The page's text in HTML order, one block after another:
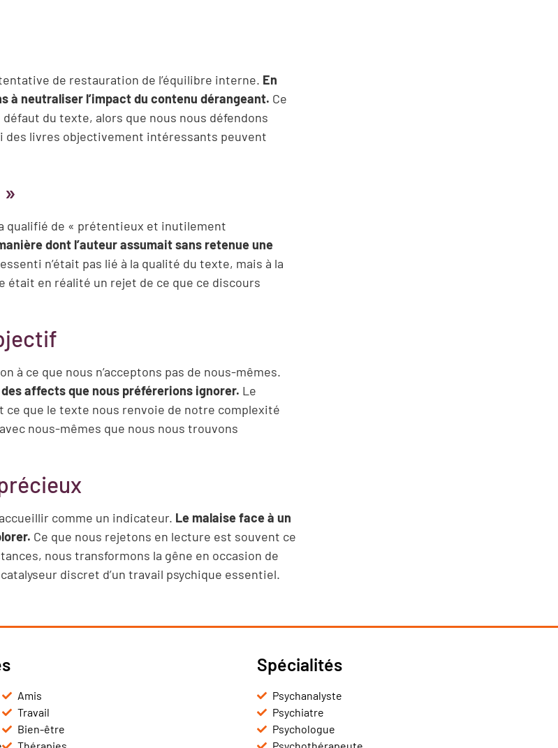
de restauration de l’équilibre interne. En
à neutraliser l’impact du contenu dérangeant. Ce
du texte, alors que nous nous défendons
des livres objectivement intéressants peuvent
qualifié de « prétentieux et inutilement
dont l’auteur assumait sans retenue une
n’était pas lié à la qualité du texte, mais à la
en réalité un rejet de ce que ce discours
à ce que nous n’acceptons pas de nous-mêmes.
affects que nous préférerions ignorer. Le
ce que le texte nous renvoie de notre complexité
nous-mêmes que nous nous trouvons
comme un indicateur. Le malaise face à un
Ce que nous rejetons en lecture est souvent ce
nous transformons la gêne en occasion de
discret d’un travail psychique essentiel.
Amis
Travail
Bien-être
Thérapies
Spécialités
Psychanalyste
Psychiatre
Psychologue
Psychothérapeute